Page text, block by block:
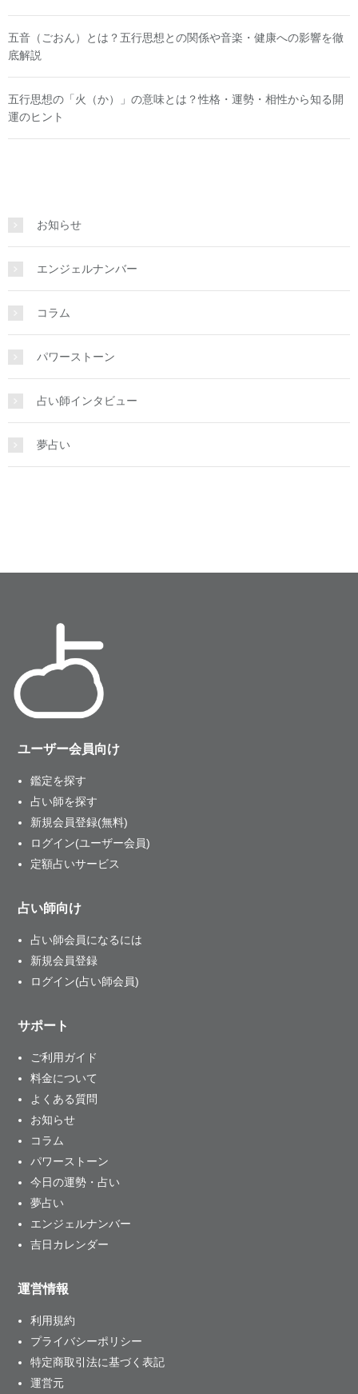
五音（ごおん）とは？五行思想との関係や音楽・健康への影響を徹
底解説
五行思想の「火（か）」の意味とは？性格・運勢・相性から知る開
運のヒント
お知らせ
エンジェルナンバー
コラム
パワーストーン
占い師インタビュー
夢占い
ユーザー会員向け
鑑定を探す
占い師を探す
新規会員登録(無料)
ログイン(ユーザー会員)
定額占いサービス
占い師向け
占い師会員になるには
新規会員登録
ログイン(占い師会員)
サポート
ご利用ガイド
料金について
よくある質問
お知らせ
コラム
パワーストーン
今日の運勢・占い
夢占い
エンジェルナンバー
吉日カレンダー
運営情報
利用規約
プライバシーポリシー
特定商取引法に基づく表記
運営元